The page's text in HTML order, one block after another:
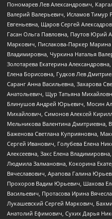
Пономарев Лев Александрович,
Валерий Валерьевич, Исламов Тимур
Евгеньевна, Щаров Сергей
Гасан Ольга Павловна, Паутов Юрий
Маркович, Пислакова-Паркер Марина
Владимировна, Чуркина Наталья
Золотарева Екатерина
Елена Борисовна, Гудков Лев
Саранг Анна Васильевна, Захарова
Анатольевич, Щур Татьяна
Блинушов Андрей Юрьевич, Мосин
Михайлович, Симонов Алексей
Мельникова Валентина Дмитриевна,
Баженова Светлана Куприяновна,
Сергей Иванович, Голубева Елена
Алексеевна, Закс Елена
Людмила Залмановна, Кокорина
Вячеславович, Арапова Галина
Прохоров Вадим Юрьевич, Шахова
Васильевич, Протасова Ирина
Лукашевский Сергей Маркович,
Анатолий Ефимович, Сухих Дарья